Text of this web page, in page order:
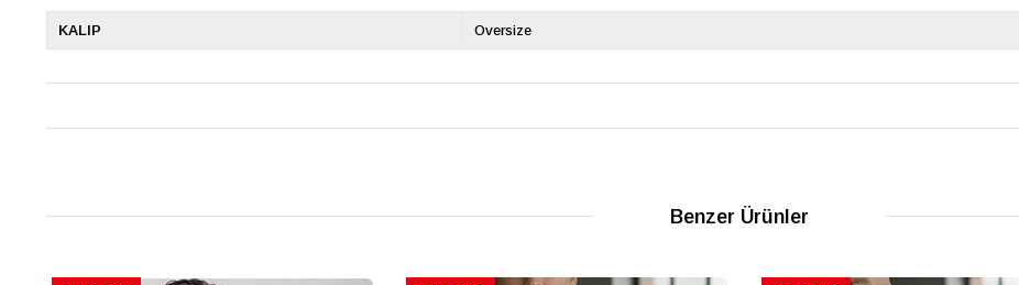
KALIP Oversize
Benzer Ürünler